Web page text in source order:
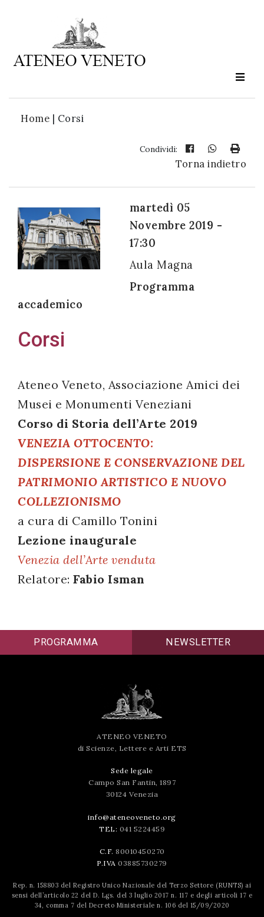
Home | Corsi
Condividi:
Torna indietro
martedì 05
Novembre 2019 -
17:30
Aula Magna
Programma
accademico
Corsi
Ateneo Veneto, Associazione Amici dei
Musei e Monumenti Veneziani
Corso di Storia dell’Arte 2019
VENEZIA OTTOCENTO:
DISPERSIONE E CONSERVAZIONE DEL
PATRIMONIO ARTISTICO E NUOVO
COLLEZIONISMO
a cura di Camillo Tonini
Lezione inaugurale
Venezia dell’Arte venduta
Relatore: Fabio Isman
Ateneo
è
cultura
newsletter:
Acconsento
all'uso dei
personali in
decreto
legislativo
196/03
avvenuta con
successo!
PROGRAMMA NEWSLETTER
ATENEO VENETO
di Scienze, Lettere e Arti ETS
Sede legale
Campo San Fantin, 1897
30124 Venezia
info@ateneoveneto.org
TEL: 041 5224459
C.F. 80010450270
P.IVA 03885730279
Rep. n. 158803 del Registro Unico Nazionale del Terzo Settore (RUNTS) ai
sensi dell’articolo 22 del D. Lgs. del 3 luglio 2017 n. 117 e degli articoli 17 e
34, comma 7 del Decreto Ministeriale n. 106 del 15/09/2020